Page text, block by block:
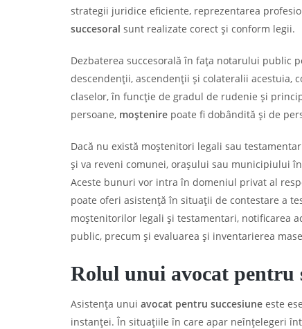
strategii juridice eficiente, reprezentarea
succesoral sunt realizate corect și conform legii.
Dezbaterea succesorală în fața notarului public
descendenții, ascendenții și colateralii acestuia,
claselor, în funcție de gradul de rudenie și
persoane, moștenire poate fi dobândită și de
Dacă nu există moștenitori legali sau
și va reveni comunei, orașului sau municipiului
Aceste bunuri vor intra în domeniul privat al
poate oferi asistență în situații de contestare a
moștenitorilor legali și testamentari, notificarea
public, precum și evaluarea și inventarierea
Rolul unui avocat pentru
Asistența unui avocat pentru succesiune este
instanței. În situațiile în care apar neînțelegeri